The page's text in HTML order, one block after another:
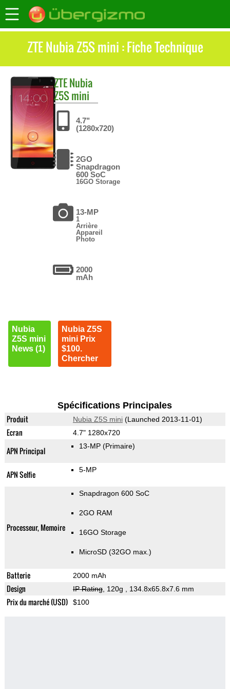
ZTE Nubia Z5S mini : Fiche Technique
ZTENubia
Z5S mini
4.7"
(1280x720)
2GO
Snapdragon
600 SoC
16GO Storage
13-MP
1
Arrière
Appareil
Photo
2000
mAh
Nubia
Z5S mini
News (1)
Nubia Z5S
mini Prix
$100.
Chercher
Spécifications Principales
Produit Nubia Z5S mini(Launched 2013-11-01)
Ecran 4.7" 1280x720
APN Principal 13-MP (Primaire)
APN Selfie 5-MP
Processeur, Memoire
Snapdragon 600 SoC
2GO RAM
16GO Storage
MicroSD (32GO max.)
Batterie 2000 mAh
Design IP Rating, 120g , 134.8x65.8x7.6 mm
Prix du marché (USD) $100